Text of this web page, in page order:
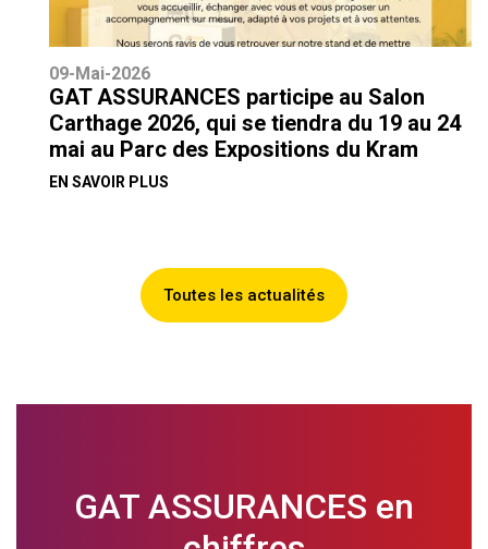
09-Mai-2026
GAT ASSURANCES participe au Salon
Carthage 2026, qui se tiendra du 19 au 24
mai au Parc des Expositions du Kram
EN SAVOIR PLUS
Toutes les actualités
GAT ASSURANCES en